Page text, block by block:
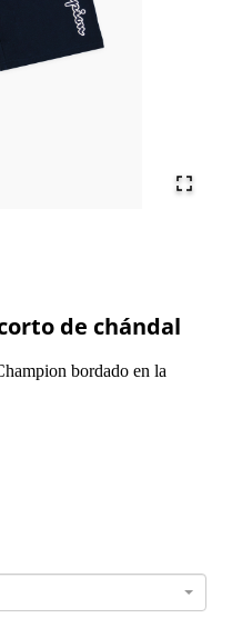
de chándal
bordado en la